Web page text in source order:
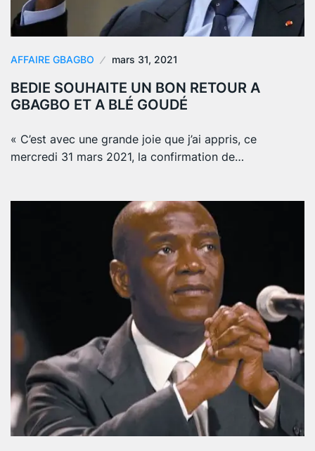
AFFAIRE GBAGBO mars 31, 2021
BEDIE SOUHAITE UN BON RETOUR A
GBAGBO ET A BLÉ GOUDÉ
« C’est avec une grande joie que j’ai appris, ce
mercredi 31 mars 2021, la confirmation de…